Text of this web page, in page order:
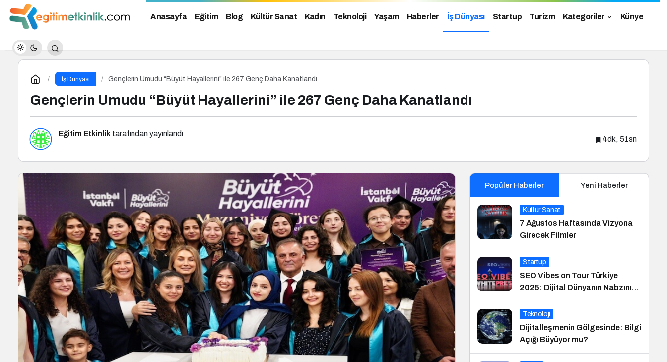
Anasayfa Eğitim Blog Kültür Sanat Kadın Teknoloji Yaşam Haberler İş Dünyası Startup Turizm Kategoriler Künye
İş Dünyası Gençlerin Umudu “Büyüt Hayallerini” ile 267 Genç Daha Kanatlandı
Gençlerin Umudu “Büyüt Hayallerini” ile 267 Genç Daha Kanatlandı
Eğitim Etkinlik tarafından yayınlandı
4dk, 51sn
Popüler Haberler Yeni Haberler
Kültür Sanat
7 Ağustos Haftasında Vizyona
Girecek Filmler
Startup
SEO Vibes on Tour Türkiye
2025: Dijital Dünyanın Nabzını
Tutan Etkinlik
Teknoloji
Dijitalleşmenin Gölgesinde: Bilgi
Açığı Büyüyor mu?